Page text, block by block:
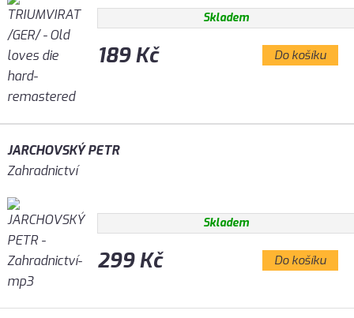
Skladem
189 Kč Do košíku
JARCHOVSKÝ PETR
Zahradnictví
Skladem
299 Kč Do košíku